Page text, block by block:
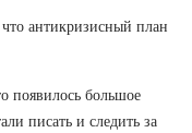
антикризисный план
появилось большое
писать и следить за